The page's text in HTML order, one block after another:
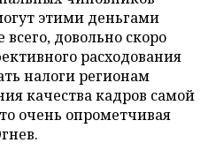
этими деньгами
всего, довольно скоро
расходования
налоги регионам
качества кадров самой
очень опрометчивая